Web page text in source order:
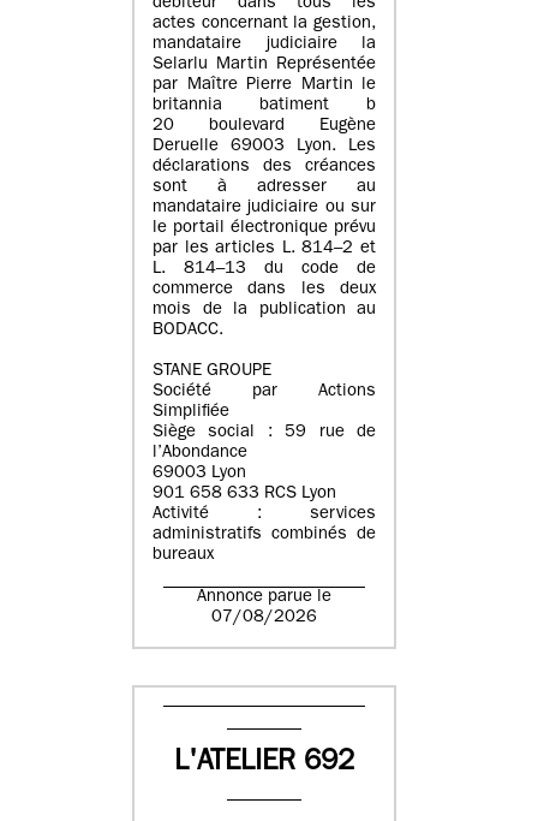
débiteur dans tous les
actes concernant la gestion,
mandataire judiciaire la
Selarlu Martin Représentée
par Maître Pierre Martin le
britannia batiment b
20 boulevard Eugène
Deruelle 69003 Lyon. Les
déclarations des créances
sont à adresser au
mandataire judiciaire ou sur
le portail électronique prévu
par les articles L. 814–2 et
L. 814–13 du code de
commerce dans les deux
mois de la publication au
BODACC.
STANE GROUPE
Société par Actions
Simplifiée
Siège social : 59 rue de
l’Abondance
69003 Lyon
901 658 633 RCS Lyon
Activité : services
administratifs combinés de
bureaux
Annonce parue le
07/08/2026
L'ATELIER 692